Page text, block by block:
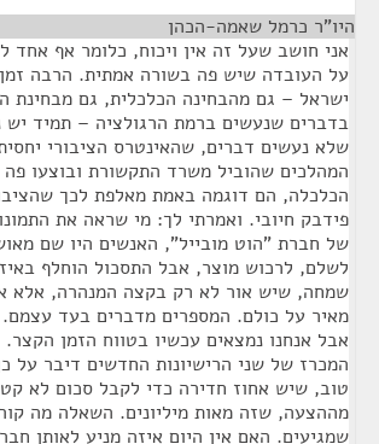
היו"ר כרמל שאמה-הכהן
אני חושב שעל זה אין ויכוח, כלומר אף אחד
על העובדה שיש פה בשורה אמתית. הרבה
ישראל – גם מהבחינה הכלכלית, גם מבחינת
בדברים שנעשים ברמת הרגולציה – תמיד יש
שלא נעשים דברים, שהאינטרס הציבורי
המהלכים שהוביל משרד התקשורת ובוצעו
הכלכלה, הם דוגמה באמת מאלפת לכך
פידבק חיובי. ואמרתי לך: מי שראה את
של חברת "הוט מובייל", האנשים היו שם
לשלם, לרכוש מוצר, אבל התסכול הוחלף
שמחה, שיש אור לא רק בקצה המנהרה, אלא
מאיר על כולם. המספרים מדברים בעד עצמם.
אבל אנחנו נמצאים עכשיו בטווח הזמן
המכרז של שני הרישיונות החדשים דיבר על
טוב, שיש אחוז חדירה כדי לקבל סכום לא
מההצעה, שזה מאות מיליונים. השאלה מה
שמגיעים. האם אין היום איזה מניע לאותן